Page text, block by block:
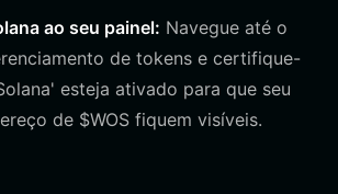
ao seu painel: Navegue até o
de tokens e certifique-
esteja ativado para que seu
de $WOS fiquem visíveis.